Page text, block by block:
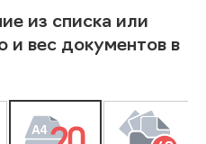
из списка или
и вес документов в